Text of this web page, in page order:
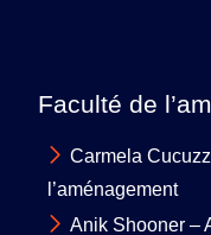
Faculté de
Carmela
l’aménagement
Anik Shooner –